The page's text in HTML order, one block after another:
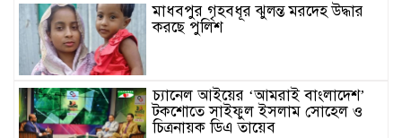
মাধবপুর গৃহবধূর ঝুলন্ত মরদেহ উদ্ধার
করছে পুলিশ
চ্যানেল আইয়ের ‘আমরাই বাংলাদেশ’
টকশোতে সাইফুল ইসলাম সোহেল ও
চিত্রনায়ক ডিএ তায়েব